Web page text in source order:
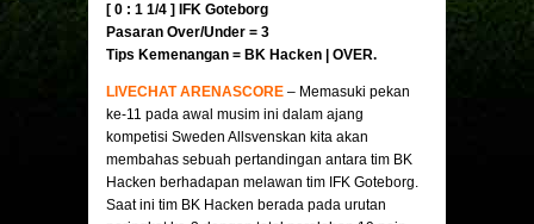
[ 0 : 1 1/4 ] IFK Goteborg
Pasaran Over/Under = 3
Tips Kemenangan = BK Hacken | OVER.
LIVECHAT ARENASCORE – Memasuki pekan
ke-11 pada awal musim ini dalam ajang
kompetisi Sweden Allsvenskan kita akan
membahas sebuah pertandingan antara tim BK
Hacken berhadapan melawan tim IFK Goteborg.
Saat ini tim BK Hacken berada pada urutan